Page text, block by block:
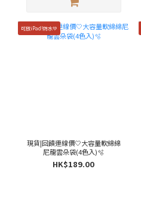
可放iPad!防水💚
現貨|回饋連線價🤍大容量軟綿綿
尼龍雲朵袋(4色入)🫧
HK$189.00